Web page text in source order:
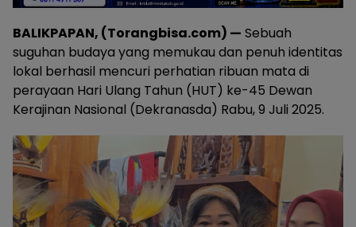
BALIKPAPAN, (Torangbisa.com) — Sebuah
suguhan budaya yang memukau dan penuh identitas
lokal berhasil mencuri perhatian ribuan mata di
perayaan Hari Ulang Tahun (HUT) ke-45 Dewan
Kerajinan Nasional (Dekranasda) Rabu, 9 Juli 2025.